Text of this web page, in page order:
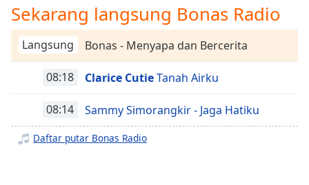
1x
Playback
Rate
Chapters
Descriptions
Sekarang langsung Bonas Radio
Langsung Bonas - Menyapa dan Bercerita
08:18 Clarice CutieTanah Airku
08:14 Sammy Simorangkir - Jaga Hatiku
Daftar putar Bonas Radio